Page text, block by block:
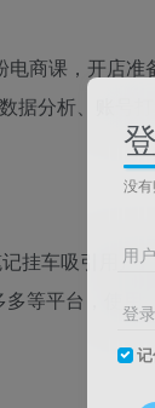
挂车吸引用户
等平台，使
没
用
登